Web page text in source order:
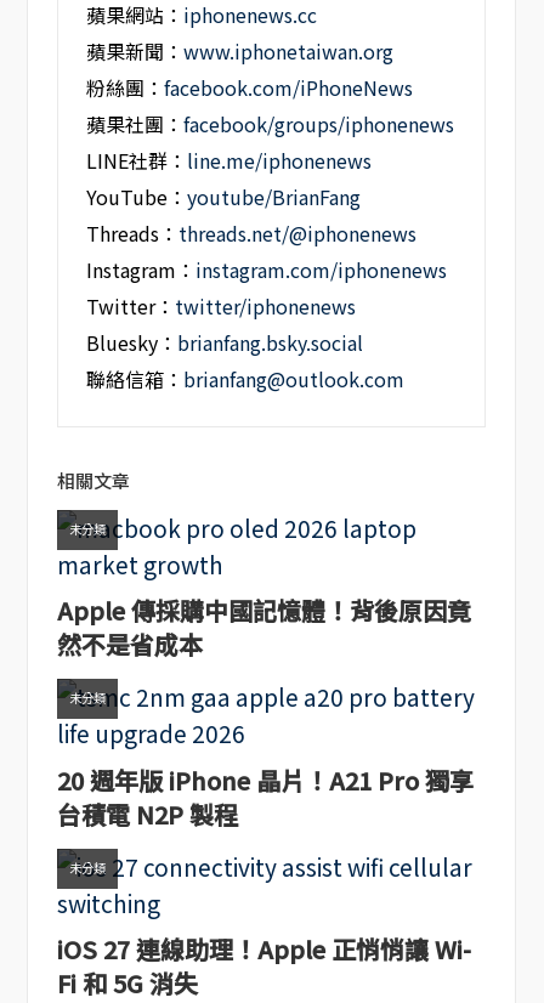
蘋果網站： iphonenews.cc
蘋果新聞：www.iphonetaiwan.org
粉絲團：facebook.com/iPhoneNews
蘋果社團：facebook/groups/iphonenews
LINE社群： line.me/iphonenews
YouTube：youtube/BrianFang
Threads： threads.net/@iphonenews
Instagram： instagram.com/iphonenews
Twitter： twitter/iphonenews
Bluesky： brianfang.bsky.social
聯絡信箱： brianfang@outlook.com
相關文章
未分類
Apple 傳採購中國記憶體！背後原因竟
然不是省成本
未分類
20 週年版 iPhone 晶片！A21 Pro 獨享
台積電 N2P 製程
未分類
iOS 27 連線助理！Apple 正悄悄讓 Wi-
Fi 和 5G 消失